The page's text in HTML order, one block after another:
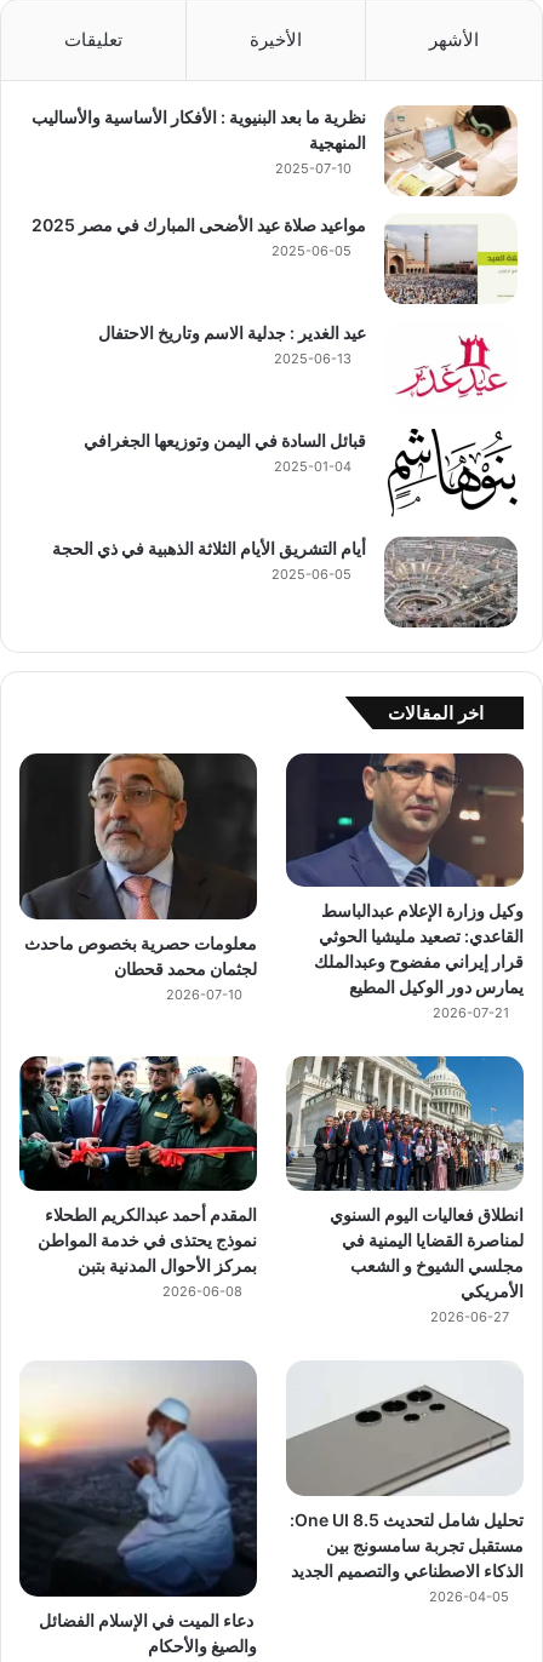
الأشهر الأخيرة تعليقات
نظرية ما بعد البنيوية : الأفكار الأساسية والأساليب
المنهجية
2025-07-10
مواعيد صلاة عيد الأضحى المبارك في مصر 2025
2025-06-05
عيد الغدير : جدلية الاسم وتاريخ الاحتفال
2025-06-13
قبائل السادة في اليمن وتوزيعها الجغرافي
2025-01-04
أيام التشريق الأيام الثلاثة الذهبية في ذي الحجة
2025-06-05
اخر المقالات
وكيل وزارة الإعلام عبدالباسط
القاعدي: تصعيد مليشيا الحوثي
قرار إيراني مفضوح وعبدالملك
يمارس دور الوكيل المطيع
2026-07-21
معلومات حصرية بخصوص ماحدث
لجثمان محمد قحطان
2026-07-10
انطلاق فعاليات اليوم السنوي
لمناصرة القضايا اليمنية في
مجلسي الشيوخ و الشعب
الأمريكي
2026-06-27
المقدم أحمد عبدالكريم الطحلاء
نموذج يحتذى في خدمة المواطن
بمركز الأحوال المدنية بتبن
2026-06-08
تحليل شامل لتحديث One UI 8.5:
مستقبل تجربة سامسونج بين
الذكاء الاصطناعي والتصميم الجديد
2026-04-05
دعاء الميت في الإسلام الفضائل
والصيغ والأحكام